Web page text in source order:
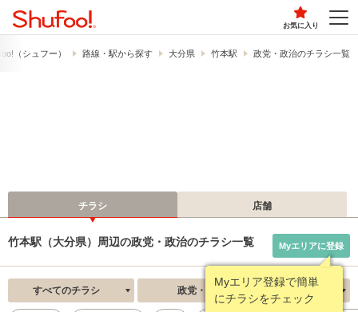
お気に入り
（シュフー） 路線・駅から探す 大分県 竹本駅 政党・政治のチラシ一覧
チラシ 店舗
竹本駅（大分県）周辺の政党・政治のチラシ一覧
Myエリア登録で簡単
にチラシをチェック
Myエリアに登録
すべてのチラシ 政党・政治 新着順